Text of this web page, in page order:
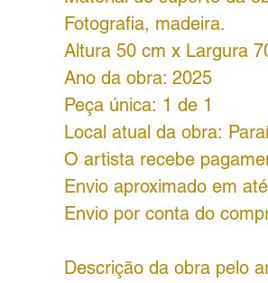
Fotografia, madeira.
Altura 50 cm x Largura
Ano da obra: 2025
Peça única: 1 de 1
Local atual da obra:
O artista recebe
Envio aproximado em
Envio por conta do
Descrição da obra pelo